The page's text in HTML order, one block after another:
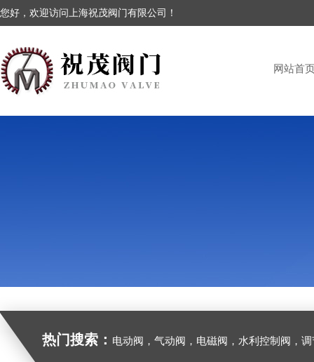
您好，欢迎访问上海祝茂阀门有限公司！
网站首
热门搜索： 电动阀，气动阀，电磁阀，水利控制阀，调节